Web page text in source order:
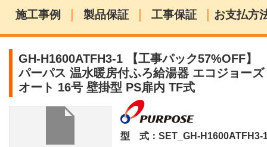
施工事例
| 製品保証 | 工事保証 | お支払方
GH-H1600ATFH3-1 【工事パック57%OFF】
パーパス 温水暖房付ふろ給湯器 エコジョーズ
オート 16号 壁掛型 PS扉内 TF式
型 式：SET_GH-H1600ATFH3-